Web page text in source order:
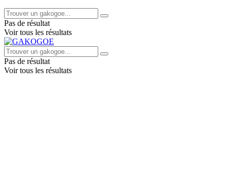
Pas de résultat
Voir tous les résultats
Pas de résultat
Voir tous les résultats